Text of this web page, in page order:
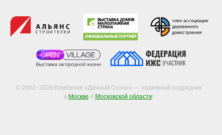
© 2002–2026 Компания «Дачный Сезон» — надежный подрядчик
в Москве и Московской области!
член ассоциации
деревянного
домостроения